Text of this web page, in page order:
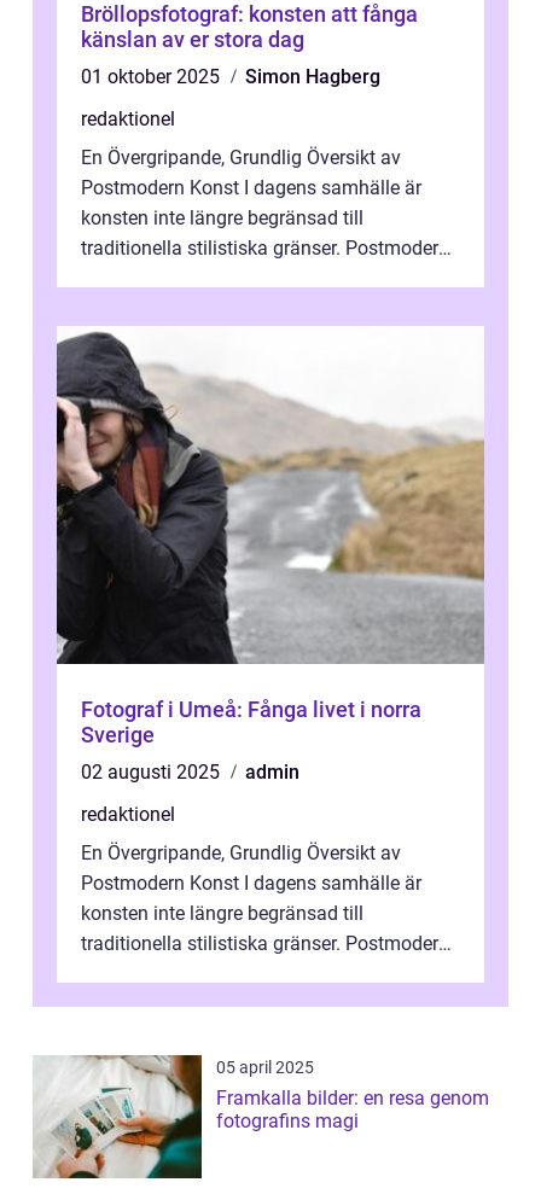
Bröllopsfotograf: konsten att fånga
känslan av er stora dag
01 oktober 2025
Simon Hagberg
redaktionel
En Övergripande, Grundlig Översikt av
Postmodern Konst I dagens samhälle är
konsten inte längre begränsad till
traditionella stilistiska gränser. Postmodern
Fotograf i Umeå: Fånga livet i norra
Sverige
02 augusti 2025
admin
redaktionel
En Övergripande, Grundlig Översikt av
Postmodern Konst I dagens samhälle är
konsten inte längre begränsad till
traditionella stilistiska gränser. Postmodern
05 april 2025
Framkalla bilder: en resa genom
fotografins magi